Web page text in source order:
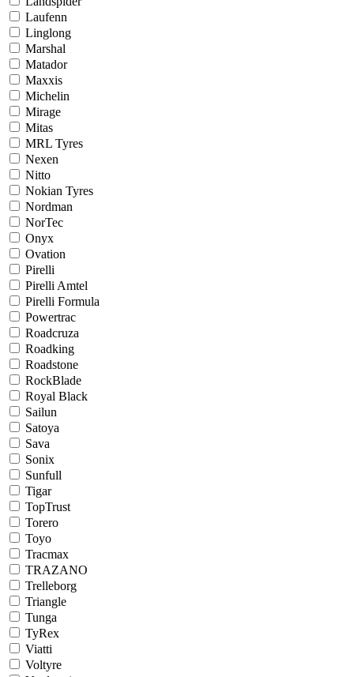
Laufenn
Linglong
Marshal
Matador
Maxxis
Michelin
Mirage
Mitas
MRL Tyres
Nexen
Nitto
Nokian Tyres
Nordman
NorTec
Onyx
Ovation
Pirelli
Pirelli Amtel
Pirelli Formula
Powertrac
Roadcruza
Roadking
Roadstone
RockBlade
Royal Black
Sailun
Satoya
Sava
Sonix
Sunfull
Tigar
TopTrust
Torero
Toyo
Tracmax
TRAZANO
Trelleborg
Triangle
Tunga
TyRex
Viatti
Voltyre